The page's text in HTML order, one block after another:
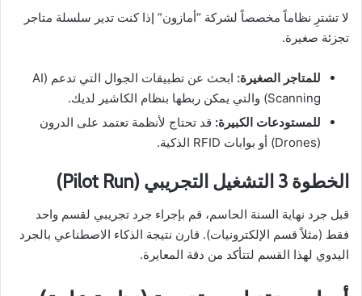
لا تشترِ نظاماً مخصصاً لشركة “أمازون” إذا كنت تدير سلسلة متاجر
تجزئة صغيرة.
للمتاجر الصغيرة:
ابحث عن تطبيقات الجوال التي تدعم (AI
Scanning) والتي يمكن ربطها بنظام الكاشير لديك.
للمستودعات الكبيرة: قد تحتاج لأنظمة تعتمد على الدرون
(Drones) أو بوابات RFID الذكية.
الخطوة 3 التشغيل التجريبي (Pilot Run)
قبل جرد نهاية السنة الحاسم، قم بإجراء جرد تجريبي لقسم واحد
فقط (مثلاً قسم الإلكترونيات). قارن نتيجة الذكاء الاصطناعي بالجرد
اليدوي لهذا القسم لتتأكد من دقة المعايرة.